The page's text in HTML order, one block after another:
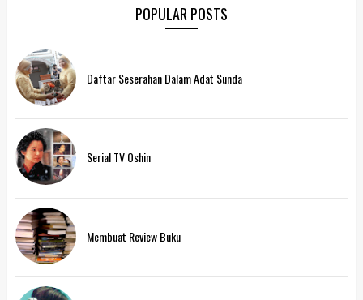
POPULAR POSTS
Daftar Seserahan Dalam Adat Sunda
Serial TV Oshin
Membuat Review Buku